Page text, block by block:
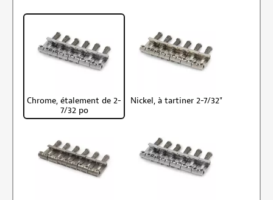
Chrome, étalement de 2-
7/32 po
Nickel, à tartiner 2-7/32"